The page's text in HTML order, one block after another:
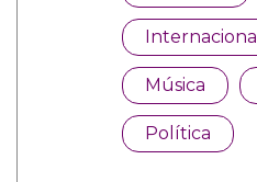
Internacional
Música
Política